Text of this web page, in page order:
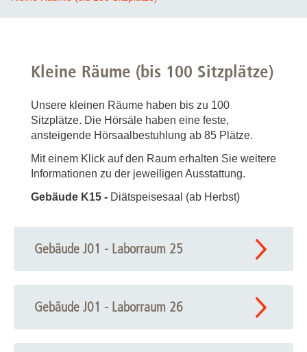
Kleine Räume (bis 100 Sitzplätze)
Unsere kleinen Räume haben bis zu 100
Sitzplätze. Die Hörsäle haben eine feste,
ansteigende Hörsaalbestuhlung ab 85 Plätze.
Mit einem Klick auf den Raum erhalten Sie weitere
Informationen zu der jeweiligen Ausstattung.
Gebäude K15 - Diätspeisesaal (ab Herbst)
Gebäude J01 - Laborraum 25
Gebäude J01 - Laborraum 26